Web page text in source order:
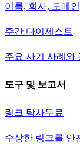
이름, 회사, 도메
주간 다이제스트
주요 사기 사례와
도구 및 보고서
링크 탐사무료
수상한 링크를 안